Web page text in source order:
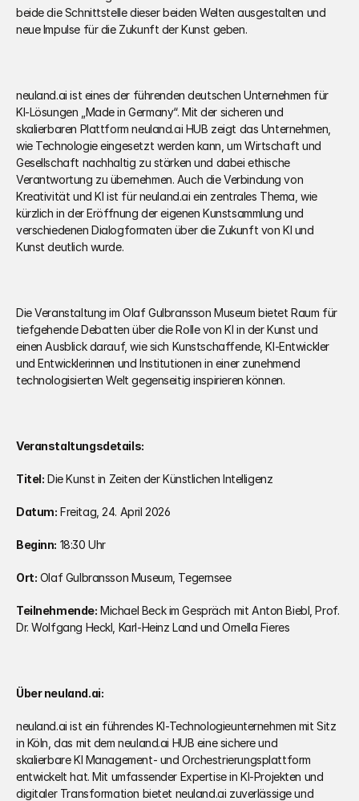
beide die Schnittstelle dieser beiden Welten ausgestalten und
neue Impulse für die Zukunft der Kunst geben.
neuland.ai ist eines der führenden deutschen Unternehmen für
KI-Lösungen „Made in Germany“. Mit der sicheren und
skalierbaren Plattform neuland.ai HUB zeigt das Unternehmen,
wie Technologie eingesetzt werden kann, um Wirtschaft und
Gesellschaft nachhaltig zu stärken und dabei ethische
Verantwortung zu übernehmen. Auch die Verbindung von
Kreativität und KI ist für neuland.ai ein zentrales Thema, wie
kürzlich in der Eröffnung der eigenen Kunstsammlung und
verschiedenen Dialogformaten über die Zukunft von KI und
Kunst deutlich wurde.
Die Veranstaltung im Olaf Gulbransson Museum bietet Raum für
tiefgehende Debatten über die Rolle von KI in der Kunst und
einen Ausblick darauf, wie sich Kunstschaffende, KI-Entwickler
und Entwicklerinnen und Institutionen in einer zunehmend
technologisierten Welt gegenseitig inspirieren können.
Veranstaltungsdetails:
Titel: Die Kunst in Zeiten der Künstlichen Intelligenz
Datum: Freitag, 24. April 2026
Beginn: 18:30 Uhr
Ort: Olaf Gulbransson Museum, Tegernsee
Teilnehmende: Michael Beck im Gespräch mit Anton Biebl, Prof.
Dr. Wolfgang Heckl, Karl-Heinz Land und Ornella Fieres
Über neuland.ai:
neuland.ai ist ein führendes KI-Technologieunternehmen mit Sitz
in Köln, das mit dem neuland.ai HUB eine sichere und
skalierbare KI Management- und Orchestrierungsplattform
entwickelt hat. Mit umfassender Expertise in KI-Projekten und
digitaler Transformation bietet neuland.ai zuverlässige und